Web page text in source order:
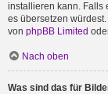
installieren kann. Falls
es übersetzen
von phpBB Limited
Nach oben
Was sind das für